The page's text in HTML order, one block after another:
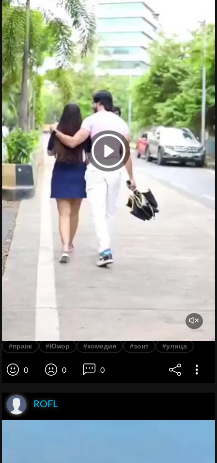
#пранк #Юмор #комедия #зонт #улица
0 0 0
ROFL